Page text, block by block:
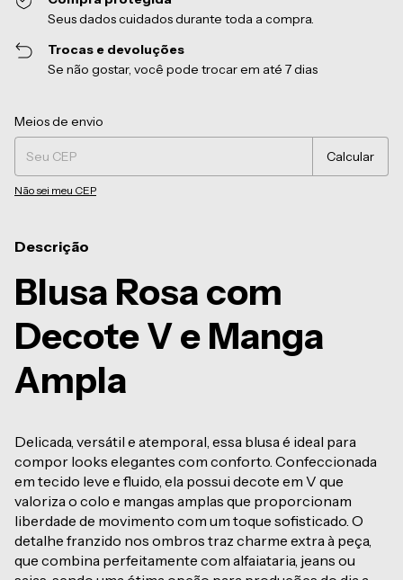
Seus dados cuidados durante toda a compra.
Trocas e devoluções
Se não gostar, você pode trocar em até 7 dias
Entregas para o CEP:
Meios de envio
Calcular
Não sei meu CEP
Descrição
Blusa Rosa com
Decote V e Manga
Ampla
Delicada, versátil e atemporal, essa blusa é ideal para
compor looks elegantes com conforto. Confeccionada
em tecido leve e fluido, ela possui decote em V que
valoriza o colo e mangas amplas que proporcionam
liberdade de movimento com um toque sofisticado. O
detalhe franzido nos ombros traz charme extra à peça,
que combina perfeitamente com alfaiataria, jeans ou